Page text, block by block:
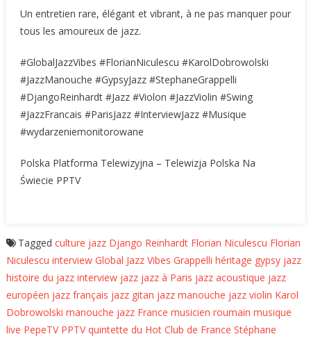
Un entretien rare, élégant et vibrant, à ne pas manquer pour
tous les amoureux de jazz.
#GlobalJazzVibes #FlorianNiculescu #KarolDobrowolski
#JazzManouche #GypsyJazz #StephaneGrappelli
#DjangoReinhardt #Jazz #Violon #JazzViolin #Swing
#JazzFrancais #ParisJazz #InterviewJazz #Musique
#wydarzeniemonitorowane
Polska Platforma Telewizyjna – Telewizja Polska Na
Świecie PPTV
Tagged culture jazz Django Reinhardt Florian Niculescu Florian
Niculescu interview Global Jazz Vibes Grappelli héritage gypsy jazz
histoire du jazz interview jazz jazz à Paris jazz acoustique jazz
européen jazz français jazz gitan jazz manouche jazz violin Karol
Dobrowolski manouche jazz France musicien roumain musique
live PepeTV PPTV quintette du Hot Club de France Stéphane